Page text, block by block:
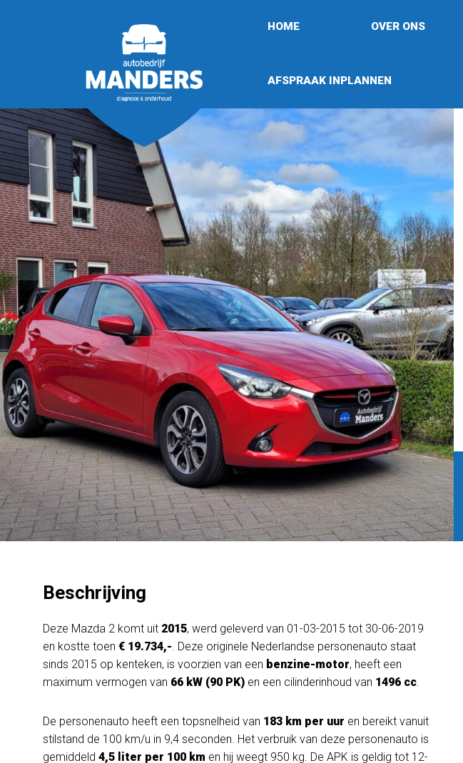
HOME OVER ONS
AFSPRAAK INPLANNEN
Beschrijving
Deze Mazda 2 komt uit 2015, werd geleverd van 01-03-2015 tot 30-06-2019
en kostte toen € 19.734,-. Deze originele Nederlandse personenauto staat
sinds 2015 op kenteken, is voorzien van een benzine-motor, heeft een
maximum vermogen van 66 kW (90 PK) en een cilinderinhoud van 1496 cc.
De personenauto heeft een topsnelheid van 183 km per uur en bereikt vanuit
stilstand de 100 km/u in 9,4 seconden. Het verbruik van deze personenauto is
gemiddeld 4,5 liter per 100 km en hij weegt 950 kg. De APK is geldig tot 12-